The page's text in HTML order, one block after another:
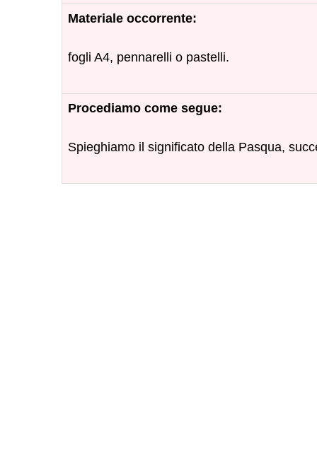
Materiale occorrente:
fogli A4, pennarelli o pastelli.
Procediamo come segue:
Spieghiamo il significato della Pasqua,